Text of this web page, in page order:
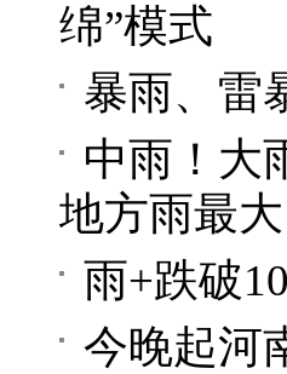
绵”模式
暴雨、雷
中雨！大
地方雨最
雨+跌破
今晚起河